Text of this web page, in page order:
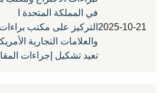
في المملكة المتحدة ا
التركيز على مكتب براءات الاختراع
والعلامات التجارية الأمريكي: قواعد
تعيد تشكيل إجراءات المقابلة (IPR)